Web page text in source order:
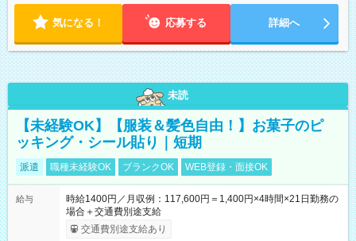
気になる！ 応募する 詳細へ
未読
【未経験OK】【服装＆髪色自由！】お菓子のピ
ッキング・シール貼り｜短期
派遣 職種未経験OK ブランクOK WEB登録・面接OK
給与
時給1400円／月収例：117,600円＝1,400円×4時間×21日勤務の
場合＋交通費別途支給
交通費別途支給あり